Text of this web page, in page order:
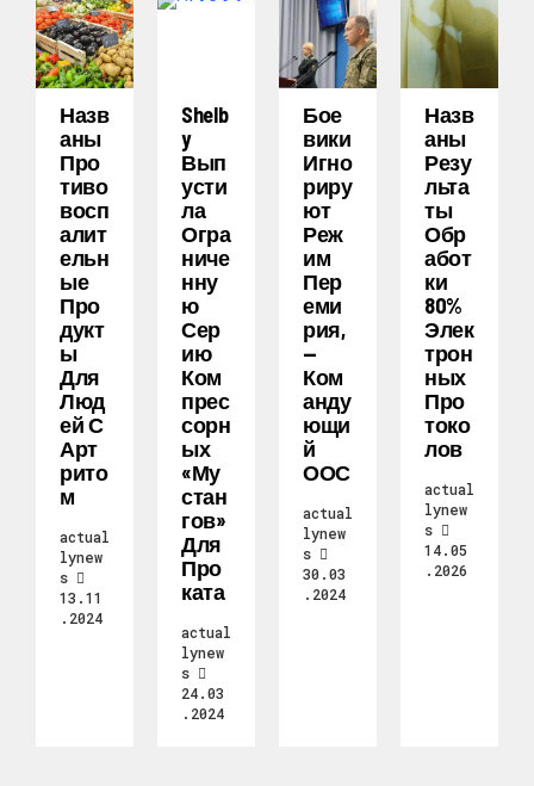
Назв
Аны
Про
Тиво
Восп
Алит
Ельн
Ые
Про
Дукт
Ы
Для
Люд
Ей С
Арт
Рито
М
actual
lynew
s
13.11
.2024
Shelb
Y
Вып
Усти
Ла
Огра
Ниче
Нну
Ю
Сер
Ию
Ком
Прес
Сорн
Ых
«Му
Стан
Гов»
Для
Про
Ката
actual
lynew
s
24.03
.2024
Бое
Вики
Игно
Риру
Ют
Реж
Им
Пер
Еми
Рия,
—
Ком
Анду
Ющи
Й
ООС
actual
lynew
s
30.03
.2024
Назв
Аны
Резу
Льта
Ты
Обр
Абот
Ки
80%
Элек
Трон
Ных
Про
Токо
Лов
actual
lynew
s
14.05
.2026